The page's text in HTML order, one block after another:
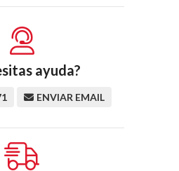
ayuda?
ENVIAR EMAIL